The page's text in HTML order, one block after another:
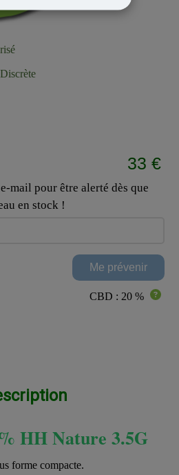
33 €
mail pour être alerté dès que
en stock !
CBD : 20 %
HH Nature 3.5G
forme compacte.